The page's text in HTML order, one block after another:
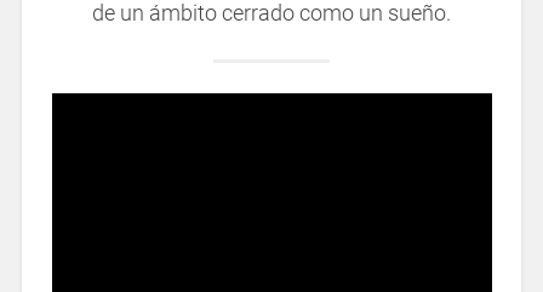
de un ámbito cerrado como un sueño.